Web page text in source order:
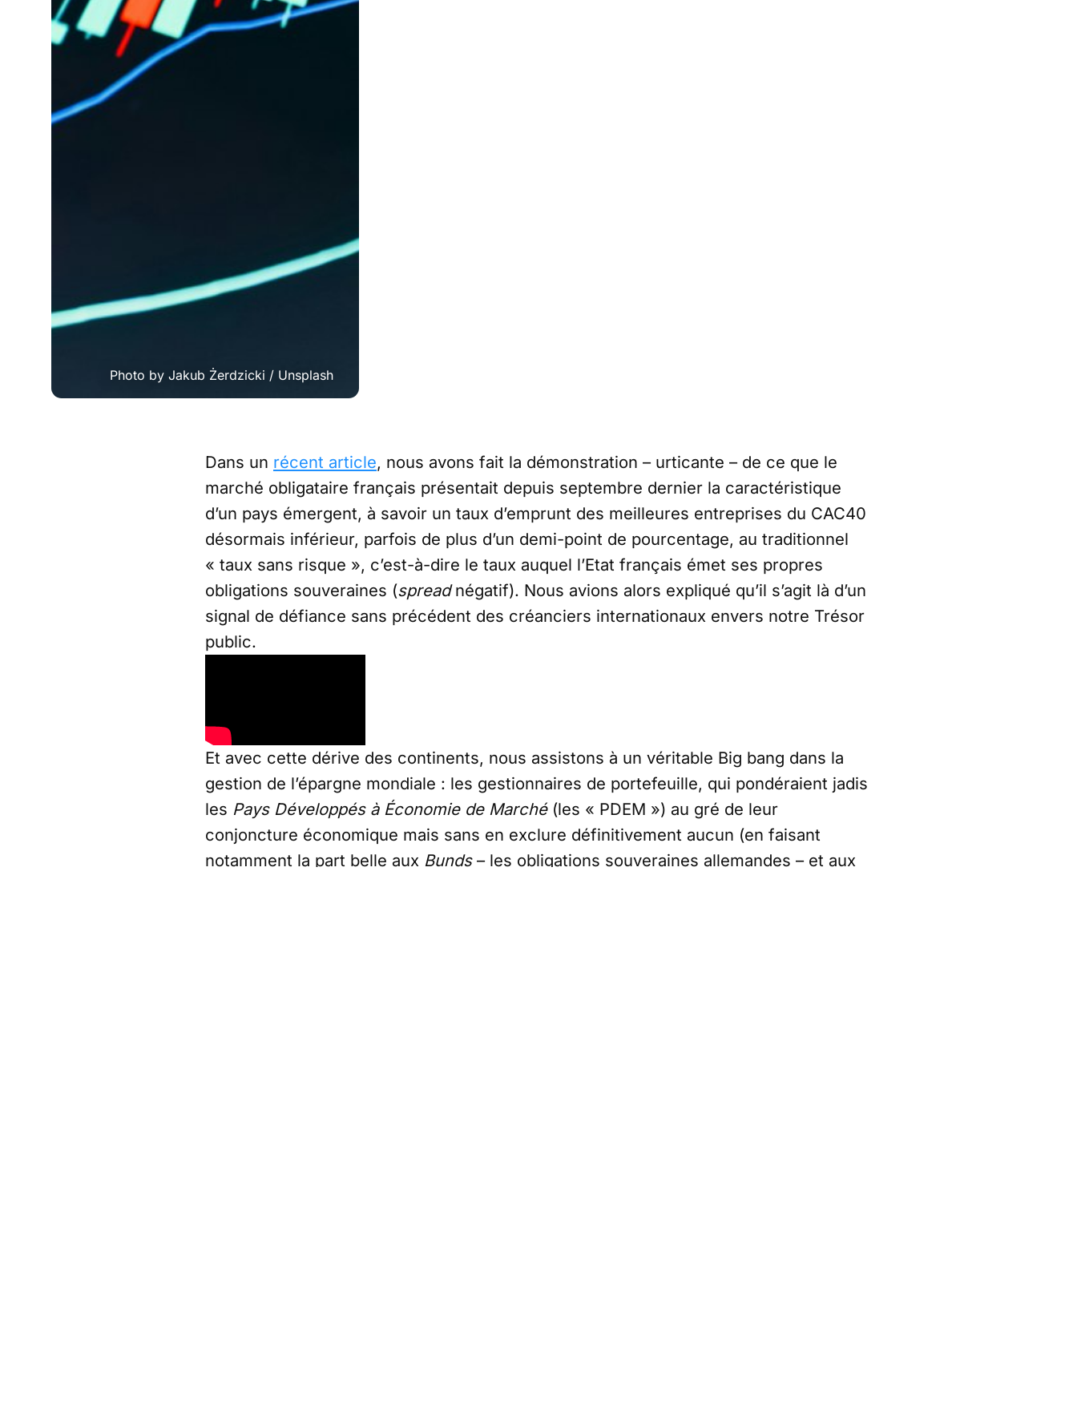
Photo by Jakub Żerdzicki / Unsplash
Dans un récent article, nous avons fait la démonstration – urticante – de ce que le
marché obligataire français présentait depuis septembre dernier la caractéristique
d’un pays émergent, à savoir un taux d’emprunt des meilleures entreprises du CAC40
désormais inférieur, parfois de plus d’un demi-point de pourcentage, au traditionnel
« taux sans risque », c’est-à-dire le taux auquel l’Etat français émet ses propres
obligations souveraines (spreadnégatif). Nous avions alors expliqué qu’il s’agit là d’un
signal de défiance sans précédent des créanciers internationaux envers notre Trésor
public.
Et avec cette dérive des continents, nous assistons à un véritable Big bang dans la
gestion de l’épargne mondiale : les gestionnaires de portefeuille, qui pondéraient jadis
les Pays Développés à Économie de Marché(les « PDEM ») au gré de leur
conjoncture économique mais sans en exclure définitivement aucun (en faisant
notamment la part belle aux Bunds– les obligations souveraines allemandes – et aux